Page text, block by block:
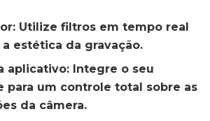
Utilize filtros em tempo real
a estética da gravação.
aplicativo: Integre o seu
para um controle total sobre as
da câmera.